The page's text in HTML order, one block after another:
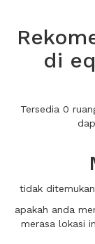
di
Tersedia 0
tidak
apakah anda
merasa lokasi